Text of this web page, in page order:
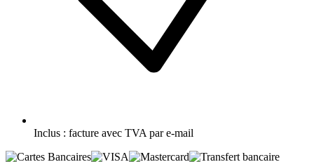
Inclus : facture avec TVA par e-mail